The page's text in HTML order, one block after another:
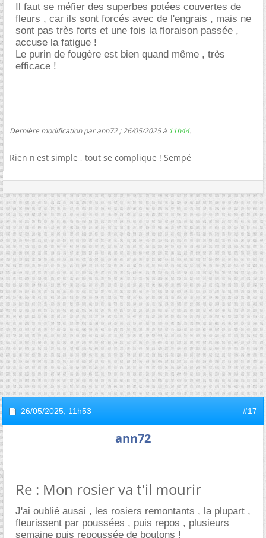
Il faut se méfier des superbes potées couvertes de
fleurs , car ils sont forcés avec de l'engrais , mais ne
sont pas très forts et une fois la floraison passée ,
accuse la fatigue !
Le purin de fougère est bien quand même , très
efficace !
Dernière modification par ann72 ; 26/05/2025 à 11h44.
Rien n'est simple , tout se complique ! Sempé
26/05/2025, 11h53 #17
ann72
Re : Mon rosier va t'il mourir
J'ai oublié aussi , les rosiers remontants , la plupart ,
fleurissent par poussées , puis repos , plusieurs
semaine puis repoussée de boutons !